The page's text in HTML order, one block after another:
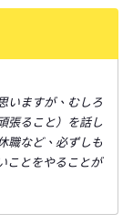
いますが、むしろ
張ること）を話し
職など、必ずしも
ことをやることが